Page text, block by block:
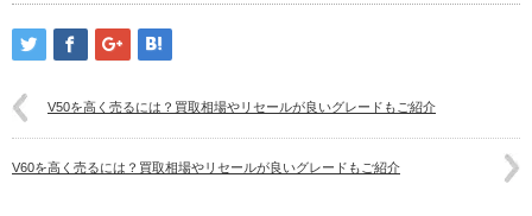
V50を高く売るには？買取相場やリセールが良いグレードもご紹介
V60を高く売るには？買取相場やリセールが良いグレードもご紹介